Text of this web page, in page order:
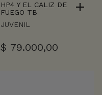
HP4 Y EL CALIZ DE
FUEGO TB
JUVENIL
$ 79.000,00